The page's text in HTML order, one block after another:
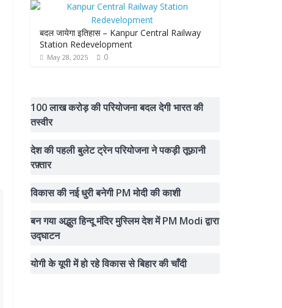
बदल जायेगा इतिहास – Kanpur Central Railway
Station Redevelopment
May 28, 2025 0
100 लाख करोड़ की परियोजना बदल देगी भारत की
तस्वीर
देश की पहली बुलेट ट्रेन परियोजना ने पकड़ी तूफ़ानी
रफ़्तार
विकास की नई धुरी बनेगी PM मोदी की काशी
बन गया अद्भुत हिन्दू मंदिर मुस्लिम देश में PM Modi द्वारा
उद्घाटन
योगी के यूपी में हो रहे विकास से बिहार की चाँदी